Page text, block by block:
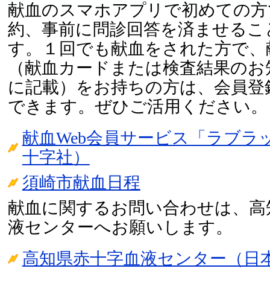
献血のスマホアプリで初めての
約、事前に問診回答を済ませる
す。１回でも献血をされた方で
（献血カードまたは検査結果の
に記載）をお持ちの方は、会員
できます。ぜひご活用ください。
献血Web会員サービス「ラブラ
十字社）
須崎市献血日程
献血に関するお問い合わせは、
液センターへお願いします。
高知県赤十字血液センター（日